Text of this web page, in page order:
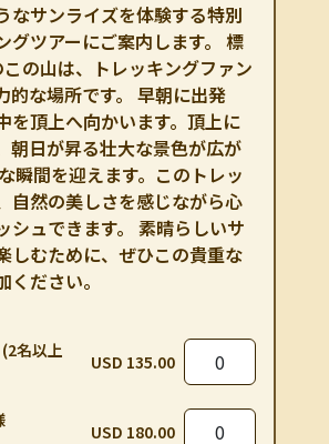
なサンライズを体験する特別
グツアーにご案内します。 標
の山は、トレッキングファン
的な場所です。 早朝に出発
を頂上へ向かいます。頂上に
朝日が昇る壮大な景色が広が
瞬間を迎えます。このトレッ
自然の美しさを感じながら心
シュできます。 素晴らしいサ
しむために、ぜひこの貴重な
ださい。
名以上
USD 135.00
USD 180.00